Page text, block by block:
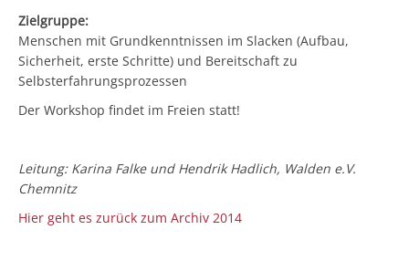
Zielgruppe:
Menschen mit Grundkenntnissen im Slacken (Aufbau,
Sicherheit, erste Schritte) und Bereitschaft zu
Selbsterfahrungsprozessen
Der Workshop findet im Freien statt!
Leitung: Karina Falke und Hendrik Hadlich, Walden e.V.
Chemnitz
Hier geht es zurück zum Archiv 2014